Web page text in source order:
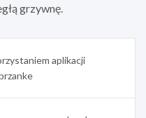
grzywnę.
aplikacji